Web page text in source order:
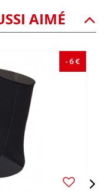
AIMÉ
- 6 €